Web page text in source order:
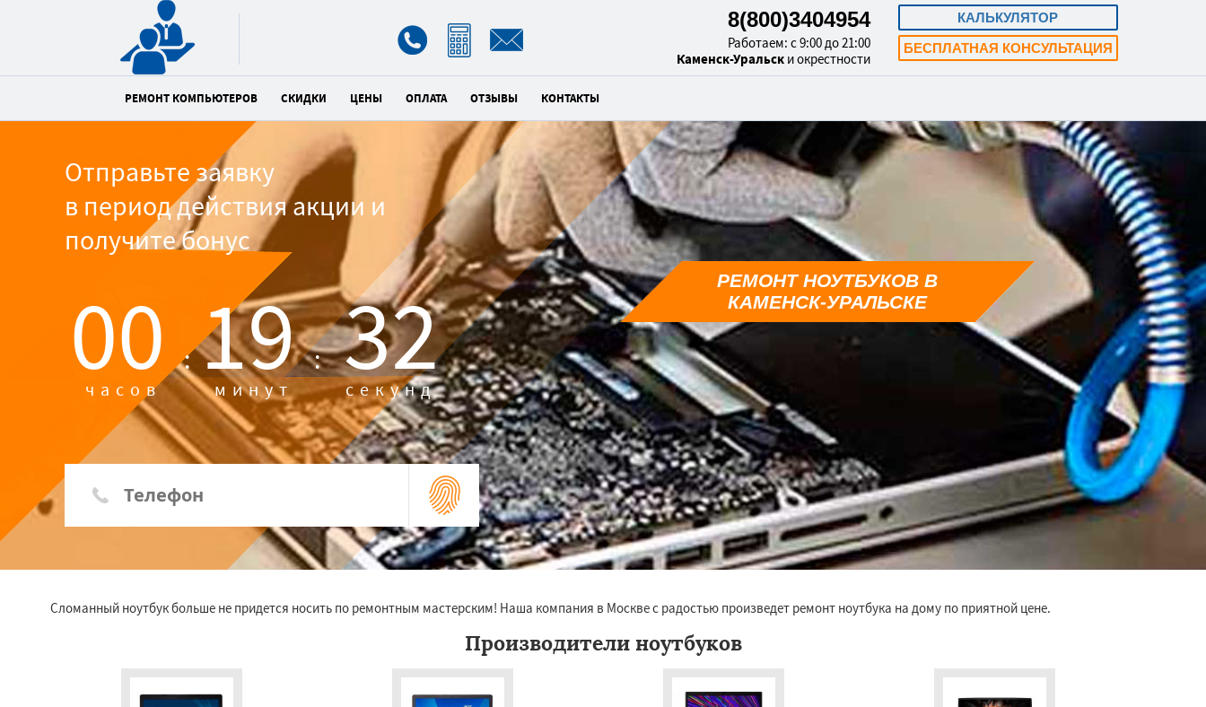
КАЛЬКУЛЯТОР
БЕСПЛАТНАЯ КОНСУЛЬТАЦИЯ
8(800)3404954
Работаем: с 9:00 до 21:00
Каменск-Уральск и окрестности
РЕМОНТ КОМПЬЮТЕРОВ СКИДКИ ЦЕНЫ ОПЛАТА ОТЗЫВЫ КОНТАКТЫ
Отправьте заявку
в период действия акции и
получите бонус
00 :
часов 19 :
минут 30
секунд
РЕМОНТ НОУТБУКОВ В
КАМЕНСК-УРАЛЬСКЕ
Сломанный ноутбук больше не придется носить по ремонтным мастерским! Наша компания в Москве с радостью произведет ремонт ноутбука на дому по приятной цене.
Производители ноутбуков